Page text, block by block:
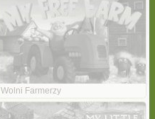
Wolni Farmerzy